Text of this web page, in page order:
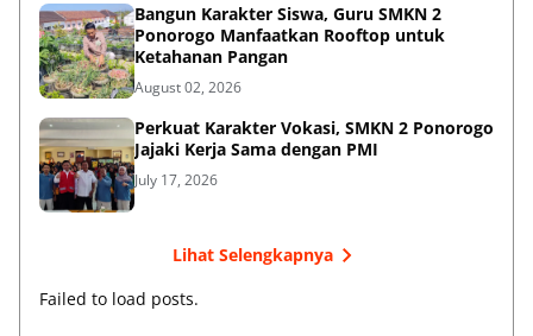
Bangun Karakter Siswa, Guru SMKN 2
Ponorogo Manfaatkan Rooftop untuk
Ketahanan Pangan
August 02, 2026
Perkuat Karakter Vokasi, SMKN 2 Ponorogo
Jajaki Kerja Sama dengan PMI
July 17, 2026
Lihat Selengkapnya
Failed to load posts.